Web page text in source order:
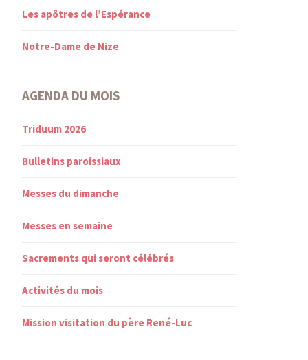
Les apôtres de l’Espérance
Notre-Dame de Nize
AGENDA DU MOIS
Triduum 2026
Bulletins paroissiaux
Messes du dimanche
Messes en semaine
Sacrements qui seront célébrés
Activités du mois
Mission visitation du père René-Luc